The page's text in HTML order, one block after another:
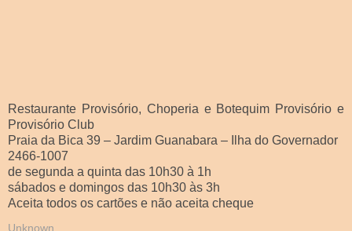
Restaurante Provisório, Choperia e Botequim Provisório e
Provisório Club
Praia da Bica 39 – Jardim Guanabara – Ilha do Governador
2466-1007
de segunda a quinta das 10h30 à 1h
sábados e domingos das 10h30 às 3h
Aceita todos os cartões e não aceita cheque
Unknown